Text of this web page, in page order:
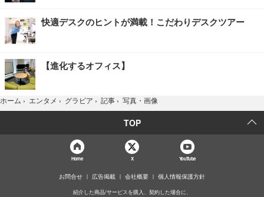
快適デスクのヒントが満載！こだわりデスクツアー
【進化するオフィス】
ホーム › エンタメ › グラビア › 記事 › 写真・画像
TOP
Home X YouTube
お問合せ 広告掲載 会社概要 個人情報保護方針
紹介した商品/サービスを購入、契約した場合に、